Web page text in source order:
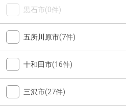
黒石市(0件)
五所川原市(7件)
十和田市(16件)
三沢市(27件)